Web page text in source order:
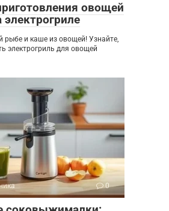
овощей
рыбе и каше из овощей! Узнайте,
электрогриль для овощей
0